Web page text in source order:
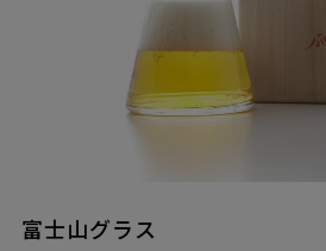
富士山グラス